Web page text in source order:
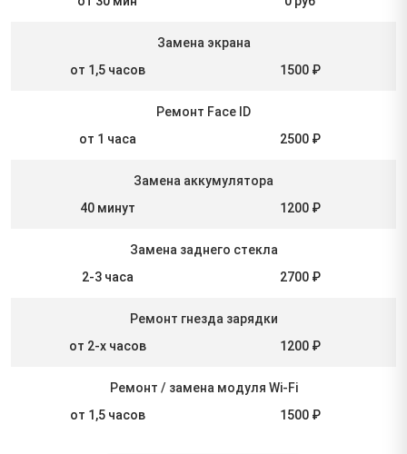
Замена экрана
от 1,5 часов
1500 ₽
Ремонт Face ID
от 1 часа
2500 ₽
Замена аккумулятора
40 минут
1200 ₽
Замена заднего стекла
2-3 часа
2700 ₽
Ремонт гнезда зарядки
от 2-х часов
1200 ₽
Ремонт / замена модуля Wi-Fi
от 1,5 часов
1500 ₽